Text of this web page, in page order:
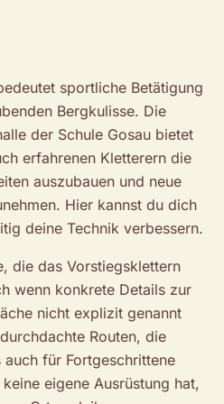
sportliche Betätigung
Bergkulisse. Die
der Schule Gosau bietet
erfahrenen Kletterern die
auszubauen und neue
Hier kannst du dich
deine Technik verbessern.
die das Vorstiegsklettern
wenn konkrete Details zur
nicht explizit genannt
Routen, die
für Fortgeschrittene
eigene Ausrüstung hat,